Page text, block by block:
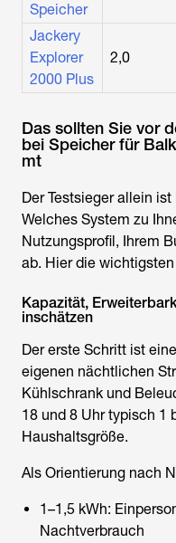
Speicher
Jackery
Explorer
2000 Plus
2,0
Das sollten Sie vor
bei Speicher für
mt
Der Testsieger allein
Welches System zu
Nutzungsprofil, Ihrem
ab. Hier die
Kapazität,
inschätzen
Der erste Schritt ist
eigenen nächtlichen
Kühlschrank und
18 und 8 Uhr typisch 1
Haushaltsgröße.
Als Orientierung nach
1–1,5 kWh:
Nachtverbrauch